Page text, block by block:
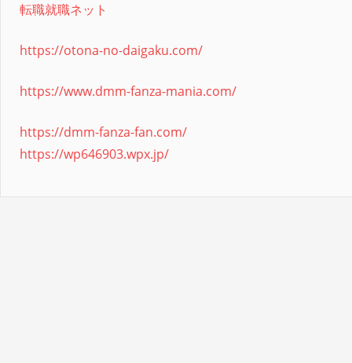
転職就職ネット
https://otona-no-daigaku.com/
https://www.dmm-fanza-mania.com/
https://dmm-fanza-fan.com/
https://wp646903.wpx.jp/